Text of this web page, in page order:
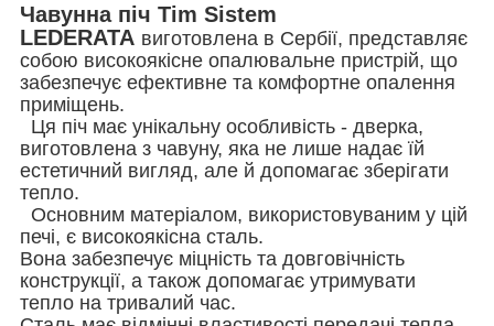
Чавунна піч Tim Sistem
LEDERATA виготовлена в Сербії, представляє
собою високоякісне опалювальне пристрій, що
забезпечує ефективне та комфортне опалення
приміщень.
Ця піч має унікальну особливість - дверка,
виготовлена з чавуну, яка не лише надає їй
естетичний вигляд, але й допомагає зберігати
тепло.
Основним матеріалом, використовуваним у цій
печі, є високоякісна сталь.
Вона забезпечує міцність та довговічність
конструкції, а також допомагає утримувати
тепло на тривалий час.